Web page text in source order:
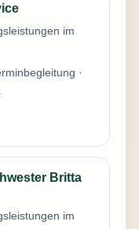
im
·
Britta
im